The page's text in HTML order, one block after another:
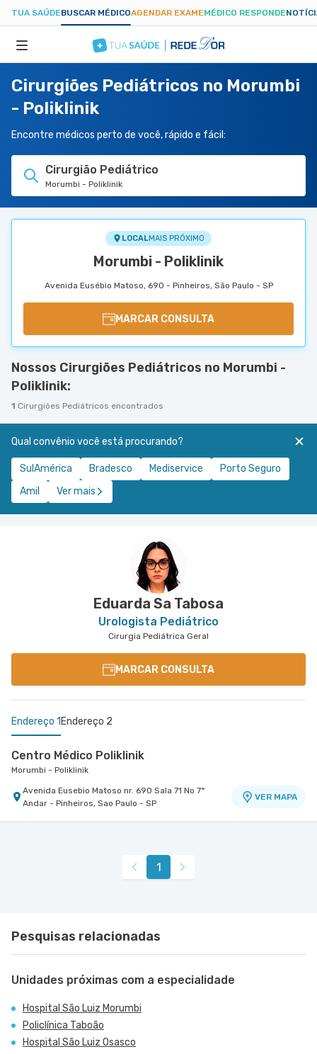
TUA SAÚDEBUSCAR MÉDICOAGENDAR EXAMEMÉDICO RESPONDE
ESPECIALIDADES
HOSPITAIS
TUASAUDE.COM
Cirurgiões Pediátricos no Morumbi
- Poliklinik
Encontre médicos perto de você, rápido e fácil:
Cirurgião Pediátrico
Morumbi - Poliklinik
LOCALMAIS PRÓXIMO
Morumbi - Poliklinik
Avenida Eusébio Matoso, 690 - Pinheiros, São Paulo - SP
MARCAR CONSULTA
Nossos Cirurgiões Pediátricos no Morumbi -
Poliklinik:
1 Cirurgiões Pediátricos encontrados
Qual convênio você está procurando?
SulAmérica Bradesco Mediservice
Porto Seguro
Amil
Ver mais
Eduarda Sa Tabosa
Urologista Pediátrico
Cirurgia Pediátrica Geral
MARCAR CONSULTA
Endereço 1 Endereço 2
Centro Médico Poliklinik
Morumbi - Poliklinik
Avenida Eusebio Matoso nr. 690 Sala 71 No 7°
Andar - Pinheiros, Sao Paulo - SP
VER MAPA
Cemed Dionísia
Avenida Dionysia Alves Barreto nr. 678 - Vila
1
Pesquisas relacionadas
Unidades próximas com a especialidade
Hospital São Luiz Morumbi
Policlínica Taboão
Hospital São Luiz Osasco